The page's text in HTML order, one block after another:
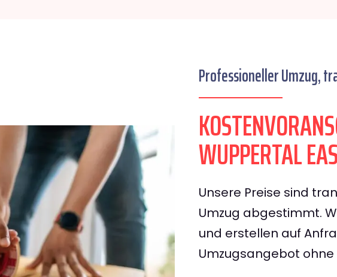
Professioneller Umzug,
WUPPERTAL
Unsere Preise sind
Umzug abgestimmt.
und erstellen auf
Umzugsangebot